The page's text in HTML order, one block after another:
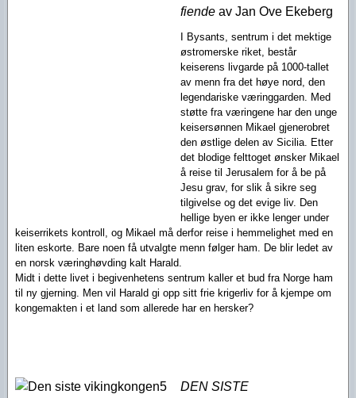
fiende av Jan Ove Ekeberg
I Bysants, sentrum i det mektige
østromerske riket, består
keiserens livgarde på 1000-tallet
av menn fra det høye nord, den
legendariske væringgarden. Med
støtte fra væringene har den unge
keisersønnen Mikael gjenerobret
den østlige delen av Sicilia. Etter
det blodige felttoget ønsker Mikael
å reise til Jerusalem for å be på
Jesu grav, for slik å sikre seg
tilgivelse og det evige liv. Den
hellige byen er ikke lenger under
keiserrikets kontroll, og Mikael må derfor reise i hemmelighet med en
liten eskorte. Bare noen få utvalgte menn følger ham. De blir ledet av
en norsk væringhøvding kalt Harald.
Midt i dette livet i begivenhetens sentrum kaller et bud fra Norge ham
til ny gjerning. Men vil Harald gi opp sitt frie krigerliv for å kjempe om
kongemakten i et land som allerede har en hersker?
DEN SISTE